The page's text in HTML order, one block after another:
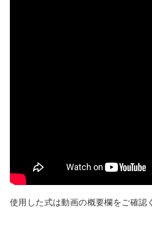
使用した式は動画の概要欄をご確認